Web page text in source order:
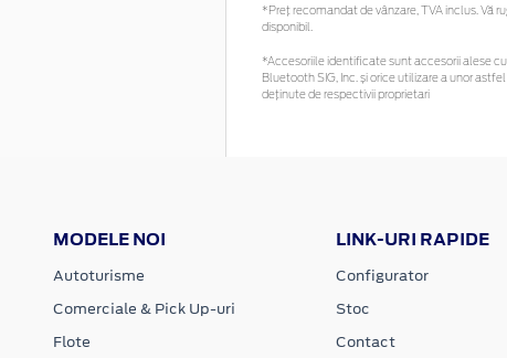
*Preţ recomandat de vânzare, TVA inclus. Vă
disponibil.
*Accesoriile identificate sunt accesorii alese
Bluetooth SIG, Inc. și orice utilizare a unor
deținute de respectivii proprietari
MODELE NOI
Autoturisme
Comerciale & Pick Up-uri
Flote
LINK-URI RAPIDE
Configurator
Stoc
Contact